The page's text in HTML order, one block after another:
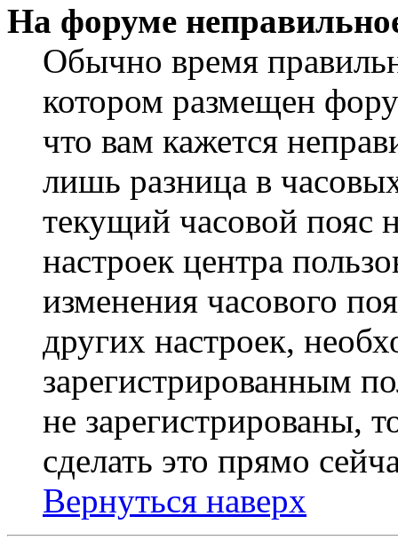
На форуме
Обычно время
котором размещен
что вам кажется
лишь разница в
текущий часовой пояс
настроек центра
изменения часового
других настроек,
зарегистрированным
не зарегистрированы,
сделать это прямо
Вернуться наверх